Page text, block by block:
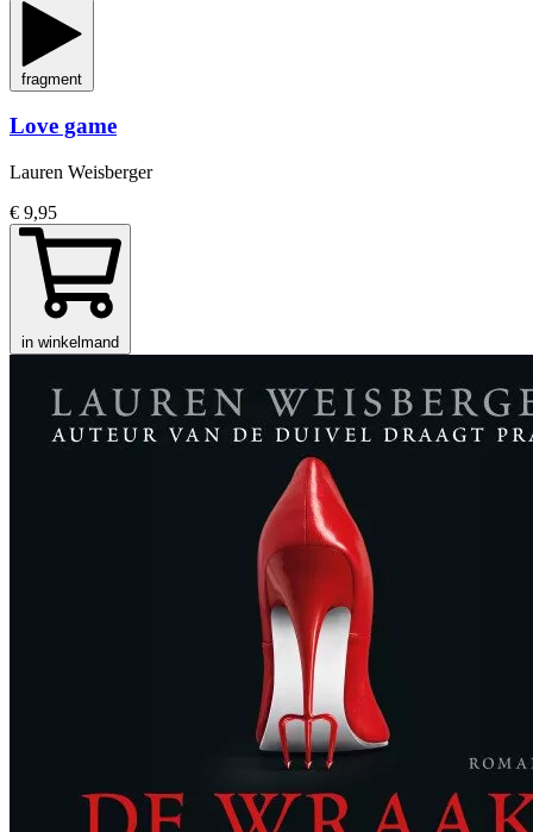
fragment
Love game
Lauren Weisberger
€ 9,95
in winkelmand